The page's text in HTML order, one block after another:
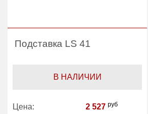
Подставка LS 41
В НАЛИЧИИ
Цена: 2 527 руб